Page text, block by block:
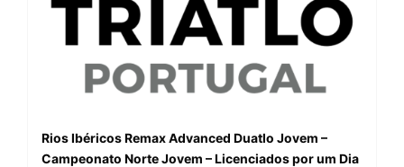
Rios Ibéricos Remax Advanced Duatlo Jovem –
Campeonato Norte Jovem – Licenciados por um Dia